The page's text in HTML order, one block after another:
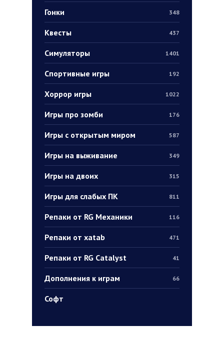
Гонки 348
Квесты 437
Симуляторы 1401
Спортивные игры 192
Хоррор игры 1022
Игры про зомби 176
Игры с открытым миром 587
Игры на выживание 349
Игры на двоих 315
Игры для слабых ПК 811
Репаки от RG Механики 116
Репаки от xatab 471
Репаки от RG Catalyst 41
Дополнения к играм 66
Софт